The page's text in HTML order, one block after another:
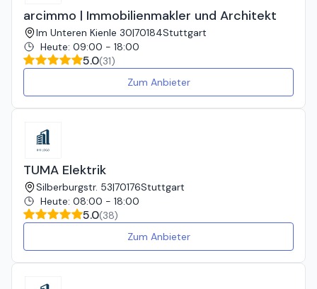
arcimmo | Immobilienmakler und Architekt
Im Unteren Kienle 30|70184Stuttgart
Heute: 09:00 - 18:00
5.0(31)
Zum Anbieter
TUMA Elektrik
Silberburgstr. 53|70176Stuttgart
Heute: 08:00 - 18:00
5.0(38)
Zum Anbieter